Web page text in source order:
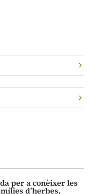
per a conèixer les
d’herbes,